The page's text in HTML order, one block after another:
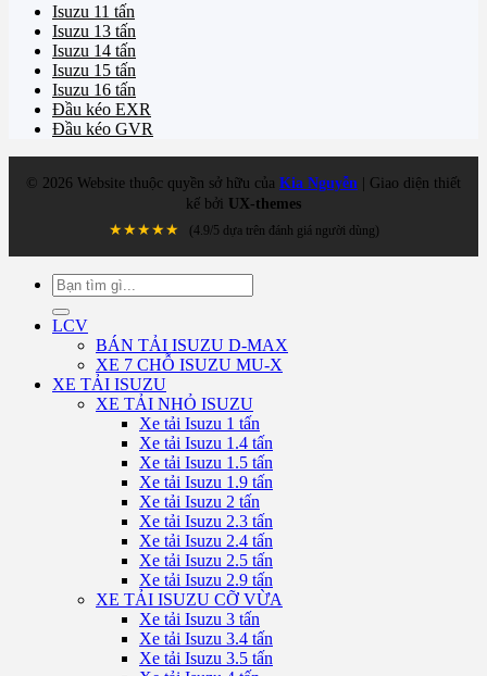
Isuzu 11 tấn
Isuzu 13 tấn
Isuzu 14 tấn
Isuzu 15 tấn
Isuzu 16 tấn
Đầu kéo EXR
Đầu kéo GVR
© 2026 Website thuộc quyền sở hữu của Kia Nguyễn | Giao diện thiết
kế bởi UX-themes
★★★★★
(4.9/5 dựa trên đánh giá người dùng)
Tìm
kiếm:
LCV
BÁN TẢI ISUZU D-MAX
XE 7 CHỖ ISUZU MU-X
XE TẢI ISUZU
XE TẢI NHỎ ISUZU
Xe tải Isuzu 1 tấn
Xe tải Isuzu 1.4 tấn
Xe tải Isuzu 1.5 tấn
Xe tải Isuzu 1.9 tấn
Xe tải Isuzu 2 tấn
Xe tải Isuzu 2.3 tấn
Xe tải Isuzu 2.4 tấn
Xe tải Isuzu 2.5 tấn
Xe tải Isuzu 2.9 tấn
XE TẢI ISUZU CỠ VỪA
Xe tải Isuzu 3 tấn
Xe tải Isuzu 3.4 tấn
Xe tải Isuzu 3.5 tấn